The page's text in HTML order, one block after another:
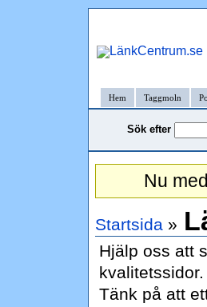
Hem Taggmoln
Sök efter
Nu
Startsida »
Hjälp oss att
Tänk på att